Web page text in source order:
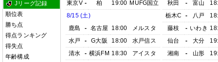
Jリーグ記録
順位表
勝ち点
得点ランキング
得失点
年齢構成
東京V - 柏 19:00 MUFG国立
8/15 (土)
鹿島
- 名古屋 18:00
メルスタ
水戸
- G大阪 18:00
水戸信ス
清水
- 横浜FM 18:30
アイスタ
秋田
- 富山
栃木C
- 八戸
藤枝
- いわき
仙台
- 大分
湘南
- 山形